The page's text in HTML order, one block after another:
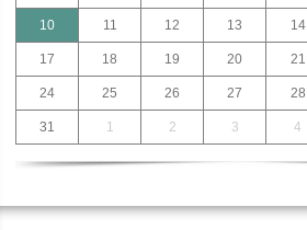
10 11 12 13 14
17 18 19 20 21
24 25 26 27 28
31 1 2 3 4